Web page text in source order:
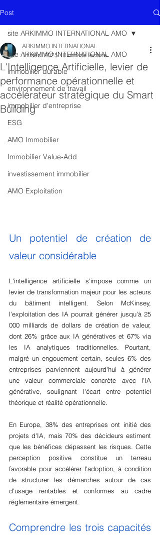
Post
site ARKIMMO INTERNATIONAL AMO
immobilier durable
environnement de travail
immobilier d'entreprise
ESG
AMO Immobilier
Immobilier Value-Add
investissement immobilier
AMO Exploitation
site ARKIMMO INTERNATIONAL AMO
L'Intelligence Artificielle, levier de
performance opérationnelle et
accélérateur stratégique du Smart
Building
ARKIMMO INTERNATIONAL
11 déc. 2025 10 min de lecture
Un potentiel de création de
valeur considérable
L'intelligence artificielle s'impose comme un
levier de transformation majeur pour les acteurs
du bâtiment intelligent. Selon McKinsey,
l'exploitation des IA pourrait générer jusqu'à 25
000 milliards de dollars de création de valeur,
dont 26% grâce aux IA génératives et 67% via
les IA analytiques traditionnelles. Pourtant,
malgré un engouement certain, seules 6% des
entreprises parviennent aujourd'hui à générer
une valeur commerciale concrète avec l'IA
générative, soulignant l'écart entre potentiel
théorique et réalité opérationnelle.
En Europe, 38% des entreprises ont initié des
projets d'IA, mais 70% des décideurs estiment
que les bénéfices dépassent les risques. Cette
perception positive constitue un terreau
favorable pour accélérer l'adoption, à condition
de structurer les démarches autour de cas
d'usage rentables et conformes au cadre
réglementaire émergent.
Comprendre les trois capacités